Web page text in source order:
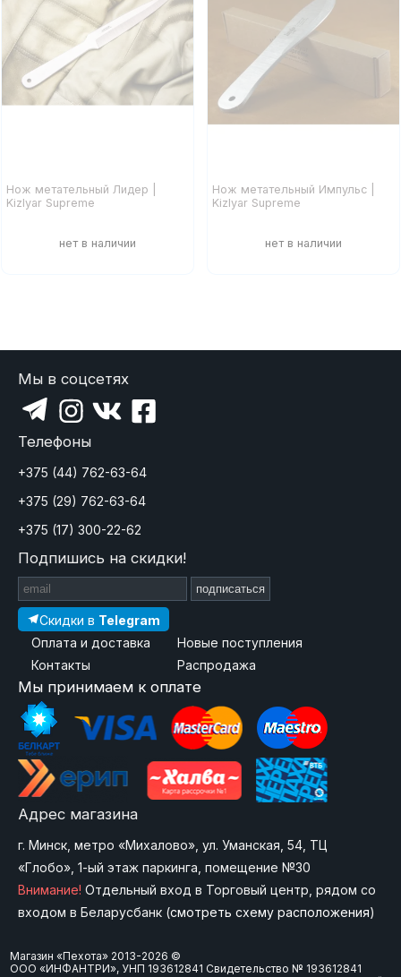
Нож метательный Лидер |
Kizlyar Supreme
Нож метательный Импульс |
Kizlyar Supreme
Мы в соцсетях
Телефоны
+375 (44) 762-63-64
+375 (29) 762-63-64
+375 (17) 300-22-62
Подпишись на скидки!
подписаться
Скидки в Telegram
Оплата и доставка
Контакты
Новые поступления
Распродажа
Мы принимаем к оплате
Адрес магазина
г. Минск, метро «Михалово», ул. Уманская, 54, ТЦ
«Глобо», 1-ый этаж паркинга, помещение №30
Внимание! Отдельный вход в Торговый центр, рядом со
входом в Беларусбанк (смотреть схему расположения)
Магазин «Пехота» 2013-2026 ©
ООО «ИНФАНТРИ», УНП 193612841 Свидетельство № 193612841